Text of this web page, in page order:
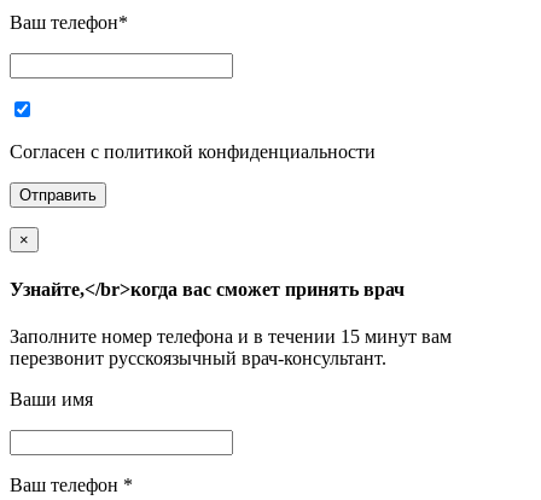
Ваш телефон*
Согласен с политикой конфиденциальности
×
Узнайте,</br>когда вас сможет принять врач
Заполните номер телефона и в течении 15 минут вам
перезвонит русскоязычный врач-консультант.
Ваши имя
Ваш телефон *